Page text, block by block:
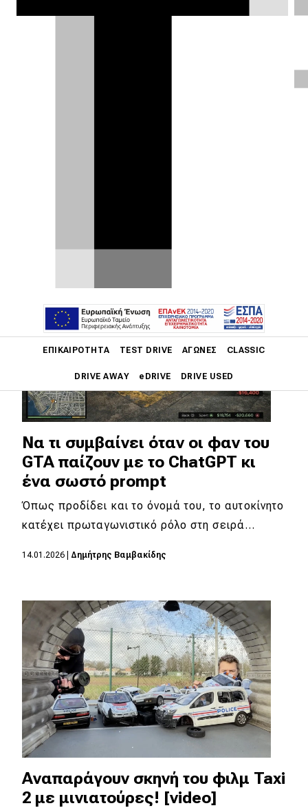
ΕΠΙΚΑΙΡΌΤΗΤΑ TEST DRIVE ΑΓΏΝΕΣ CLASSIC
DRIVE AWAY eDRIVE DRIVE USED
Main navigation
Επικαιρότητα
Νέα μοντέλα
Πρωτότυπα
Ελλάδα
Κόσμος
Τεχνολογία
Αγορά
Απόψεις
Test Drive
Δοκιμή
Αποστολή
Συγκρίνουμε
Να τι συμβαίνει όταν οι φαν του
GTA παίζουν με το ChatGPT κι
ένα σωστό prompt
Όπως προδίδει και το όνομά του, το αυτοκίνητο
κατέχει πρωταγωνιστικό ρόλο στη σειρά…
14.01.2026 Δημήτρης Βαμβακίδης
Αναπαράγουν σκηνή του φιλμ Taxi
2 με μινιατούρες! [video]